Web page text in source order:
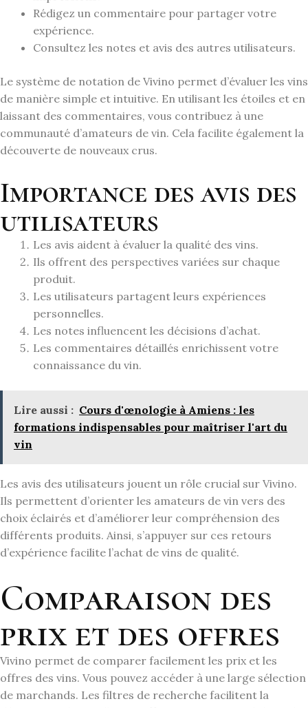
Rédigez un commentaire pour partager votre
expérience.
Consultez les notes et avis des autres utilisateurs.
Le système de notation de Vivino permet d’évaluer les vins
de manière simple et intuitive. En utilisant les étoiles et en
laissant des commentaires, vous contribuez à une
communauté d’amateurs de vin. Cela facilite également la
découverte de nouveaux crus.
Importance des avis des
utilisateurs
Les avis aident à évaluer la qualité des vins.
Ils offrent des perspectives variées sur chaque
produit.
Les utilisateurs partagent leurs expériences
personnelles.
Les notes influencent les décisions d’achat.
Les commentaires détaillés enrichissent votre
connaissance du vin.
Lire aussi : Cours d'œnologie à Amiens : les
formations indispensables pour maîtriser l'art du
vin
Les avis des utilisateurs jouent un rôle crucial sur Vivino.
Ils permettent d’orienter les amateurs de vin vers des
choix éclairés et d’améliorer leur compréhension des
différents produits. Ainsi, s’appuyer sur ces retours
d’expérience facilite l’achat de vins de qualité.
Comparaison des
prix et des offres
Vivino permet de comparer facilement les prix et les
offres des vins. Vous pouvez accéder à une large sélection
de marchands. Les filtres de recherche facilitent la